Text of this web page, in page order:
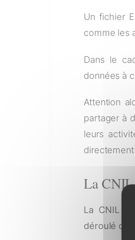
Un fichier
comme les
Dans le
données à
Attention
partager à
leurs
La CNIL
La CNIL a
déroulé